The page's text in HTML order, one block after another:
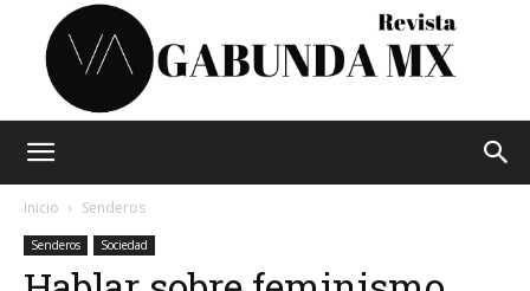
Mx
Inicio Senderos
Senderos Sociedad